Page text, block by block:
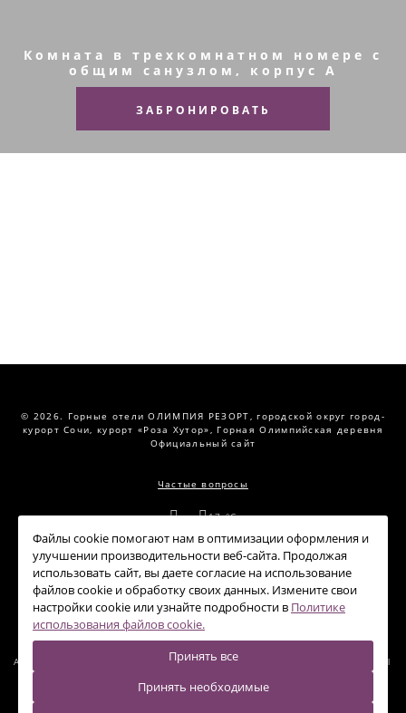
Файлы cookie помогают нам в оптимизации оформления и
улучшении производительности веб-сайта. Продолжая
использовать сайт, вы даете согласие на использование
файлов cookie и обработку своих данных. Измените свои
настройки cookie или узнайте подробности в Политике
использования файлов cookie.
Принять все
Принять необходимые
Комната в трехкомнатном номере с
общим санузлом, корпус A
ЗАБРОНИРОВАТЬ
© 2026. Горные отели ОЛИМПИЯ РЕЗОРТ,городской округ город-
курорт Сочи, курорт «Роза Хутор», Горная Олимпийская деревня
Официальный сайт
Частые вопросы
--:-- 17 °C
Правовая информация
Политика обработки персональных данных
Политика использования файлов cookie
АКЦИИ КОНФЕРЕНЦ-ЗАЛЫРЕСТОРАНЫ КОНТАКТЫ